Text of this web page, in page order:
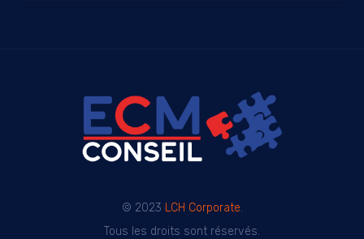
© 2023 LCH Corporate.
Tous les droits sont réservés.